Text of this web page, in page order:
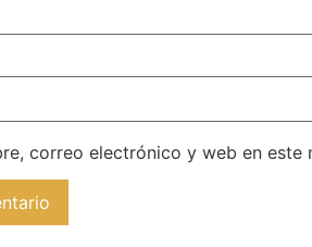
correo electrónico y web en